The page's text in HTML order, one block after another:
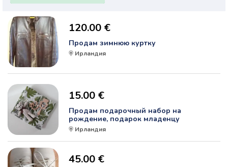
120.00 €
Продам зимнюю куртку
Ирландия
15.00 €
Продам подарочный набор на
рождение, подарок младенцу
Ирландия
45.00 €